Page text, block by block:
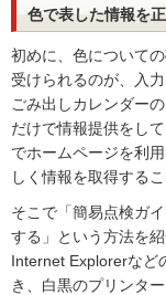
色で表した情報を
初めに、色について
受けられるのが、入
ごみ出しカレンダー
だけで情報提供をし
でホームページを利
しく情報を取得する
そこで「簡易点検ガ
する」という方法を
Internet Explorerなど
き、白黒のプリンタ